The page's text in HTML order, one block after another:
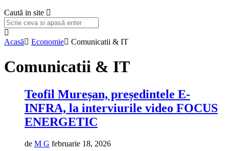
Caută in site
Acasă Economie Comunicatii & IT
Comunicatii & IT
Teofil Mureșan, președintele E-
INFRA, la interviurile video FOCUS
ENERGETIC
de M G februarie 18, 2026